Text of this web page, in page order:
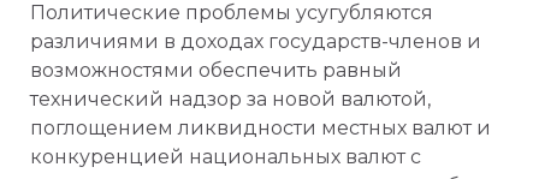
Политические проблемы усугубляются
различиями в доходах государств-членов и
возможностями обеспечить равный
технический надзор за новой валютой,
поглощением ликвидности местных валют и
конкуренцией национальных валют с